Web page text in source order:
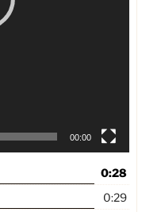
00:00
0:28
0:29